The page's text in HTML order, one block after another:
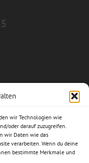
wir Technologien wie
oder darauf zuzugreifen.
wir Daten wie das
verarbeiten. Wenn du deine
bestimmte Merkmale und